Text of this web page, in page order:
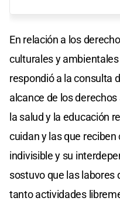
En relación a los
culturales y ambientales
respondió a la consulta
alcance de los
la salud y la educación
cuidan y las que
indivisible y su
sostuvo que las labores
tanto actividades